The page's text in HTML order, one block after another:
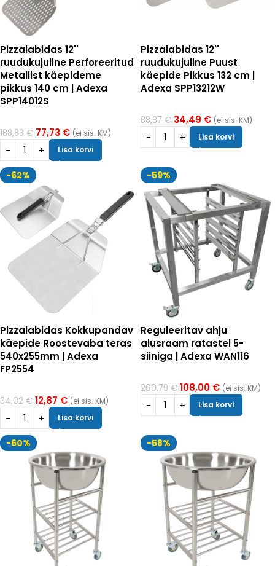
Pizzalabidas 12''
ruudukujuline Perforeeritud
Metallist käepideme
pikkus 140 cm | Adexa
SPP14012S
188,83€ 77,73 € (ei sis. KM)
Lisa korvi
Pizzalabidas 12''
ruudukujuline Puust
käepide Pikkus 132 cm |
Adexa SPP13212W
88,87€ 34,49 € (ei sis. KM)
Lisa korvi
-62%
Pizzalabidas Kokkupandav
käepide Roostevaba teras
540x255mm | Adexa
FP2554
34,02€ 12,87 € (ei sis. KM)
Lisa korvi
-59%
Reguleeritav ahju
alusraam ratastel 5-
siiniga | Adexa WAN116
260,79€ 108,00 € (ei sis. KM)
Lisa korvi
-60% -58%